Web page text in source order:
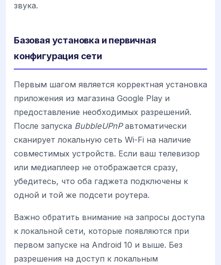
звука.
Базовая установка и первичная
конфигурация сети
Первым шагом является корректная установка
приложения из магазина Google Play и
предоставление необходимых разрешений.
После запуска BubbleUPnPавтоматически
сканирует локальную сеть Wi-Fi на наличие
совместимых устройств. Если ваш телевизор
или медиаплеер не отображается сразу,
убедитесь, что оба гаджета подключены к
одной и той же подсети роутера.
Важно обратить внимание на запросы доступа
к локальной сети, которые появляются при
первом запуске на Android 10 и выше. Без
разрешения на доступ к локальным